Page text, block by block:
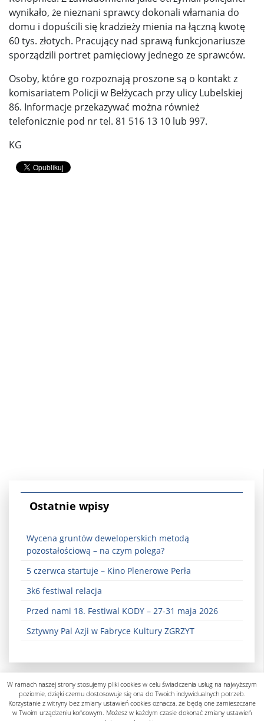
wynikało, że nieznani sprawcy dokonali włamania do
domu i dopuścili się kradzieży mienia na łączną kwotę
60 tys. złotych. Pracujący nad sprawą funkcjonariusze
sporządzili portret pamięciowy jednego ze sprawców.
Osoby, które go rozpoznają proszone są o kontakt z
komisariatem Policji w Bełżycach przy ulicy Lubelskiej
86. Informacje przekazywać można również
telefonicznie pod nr tel. 81 516 13 10 lub 997.
KG
Ostatnie wpisy
Wycena gruntów deweloperskich metodą
pozostałościową – na czym polega?
5 czerwca startuje – Kino Plenerowe Perła
3k6 festiwal relacja
Przed nami 18. Festiwal KODY – 27-31 maja 2026
Sztywny Pal Azji w Fabryce Kultury ZGRZYT
W ramach naszej strony stosujemy pliki cookies w celu świadczenia usług na najwyższym
poziomie, dzięki czemu dostosowuje się ona do Twoich indywidualnych potrzeb.
Korzystanie z witryny bez zmiany ustawień cookies oznacza, że będą one zamieszczane
w Twoim urządzeniu końcowym. Możesz w każdym czasie dokonać zmiany ustawień